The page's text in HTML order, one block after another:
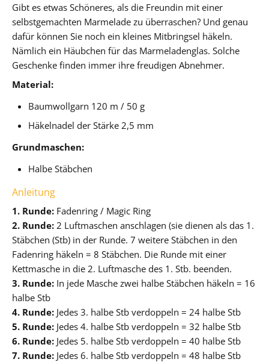
Gibt es etwas Schöneres, als die Freundin mit einer
selbstgemachten Marmelade zu überraschen? Und genau
dafür können Sie noch ein kleines Mitbringsel häkeln.
Nämlich ein Häubchen für das Marmeladenglas. Solche
Geschenke finden immer ihre freudigen Abnehmer.
Material:
Baumwollgarn 120 m / 50 g
Häkelnadel der Stärke 2,5 mm
Grundmaschen:
Halbe Stäbchen
Anleitung
1. Runde: Fadenring / Magic Ring
2. Runde: 2 Luftmaschen anschlagen (sie dienen als das 1.
Stäbchen (Stb) in der Runde. 7 weitere Stäbchen in den
Fadenring häkeln = 8 Stäbchen. Die Runde mit einer
Kettmasche in die 2. Luftmasche des 1. Stb. beenden.
3. Runde: In jede Masche zwei halbe Stäbchen häkeln = 16
halbe Stb
4. Runde: Jedes 3. halbe Stb verdoppeln = 24 halbe Stb
5. Runde: Jedes 4. halbe Stb verdoppeln = 32 halbe Stb
6. Runde: Jedes 5. halbe Stb verdoppeln = 40 halbe Stb
7. Runde: Jedes 6. halbe Stb verdoppeln = 48 halbe Stb